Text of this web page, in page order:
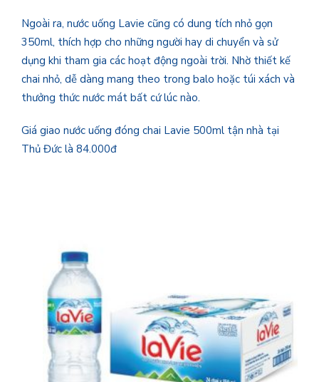
Ngoài ra, nước uống Lavie cũng có dung tích nhỏ gọn
350ml, thích hợp cho những người hay di chuyển và sử
dụng khi tham gia các hoạt động ngoài trời. Nhờ thiết kế
chai nhỏ, dễ dàng mang theo trong balo hoặc túi xách và
thưởng thức nước mát bất cứ lúc nào.
Giá giao nước uống đóng chai Lavie 500ml tận nhà tại
Thủ Đức là 84.000đ